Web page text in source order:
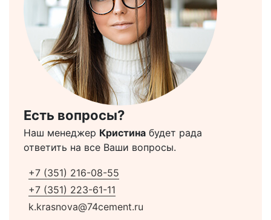
Есть вопросы?
Наш менеджер Кристина будет рада
ответить на все Ваши вопросы.
+7 (351) 216-08-55
+7 (351) 223-61-11
k.krasnova@74cement.ru